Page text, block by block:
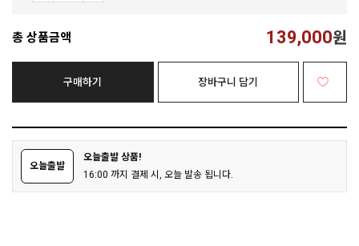
총 상품금액 139,000원
구매하기 장바구니 담기
오늘출발
오늘출발 상품!
16:00 까지 결제 시, 오늘 발송 됩니다.